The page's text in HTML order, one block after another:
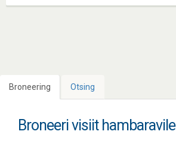
Broneering Otsing
Broneeri visiit hambaravile